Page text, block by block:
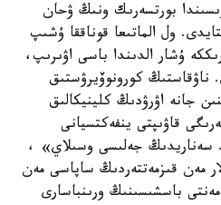
بورتسەرىك ونىڭ ۋحان
ول الماتىعا قوناققا ۇشىپ
ۇشار الدىندا باسى اۋىرىپ،
ناۋقاستىڭ كورونوۆيرۋستىق
جانە اۋرۋدىڭ كلينيكالىق
قاۋىپتى ينفەكتسيانى
سەناريدىڭ جەلىسى وسىلاي» ،
مەن قىزمەتتەردىڭ ساپاسى مەن
باسشىسىنىڭ ورىنباسارى